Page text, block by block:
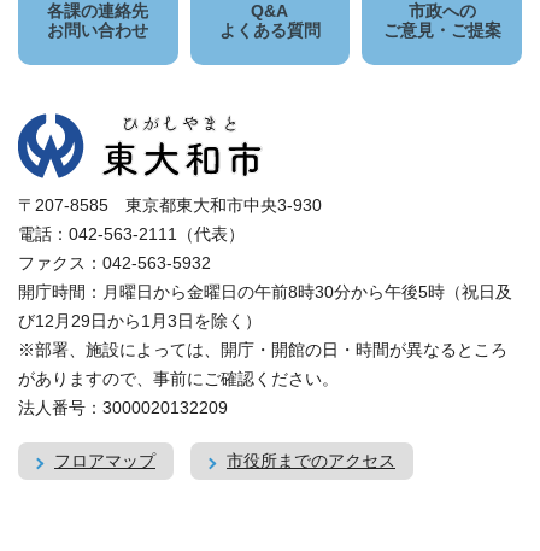
各課の連絡先
お問い合わせ
Q&A
よくある質問
市政への
ご意見・ご提案
〒207-8585 東京都東大和市中央3-930
電話：042-563-2111（代表）
ファクス：042-563-5932
開庁時間：月曜日から金曜日の午前8時30分から午後5時（祝日及
び12月29日から1月3日を除く）
※部署、施設によっては、開庁・開館の日・時間が異なるところ
がありますので、事前にご確認ください。
法人番号：3000020132209
フロアマップ 市役所までのアクセス